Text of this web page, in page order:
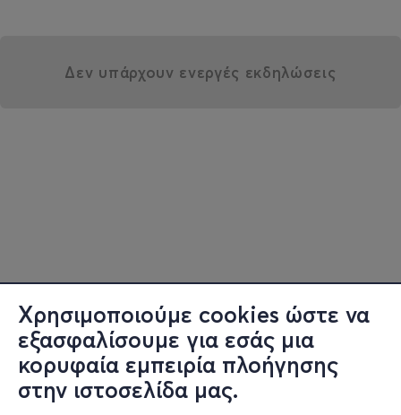
Χρησιμοποιούμε cookies ώστε να
εξασφαλίσουμε για εσάς μια
κορυφαία εμπειρία πλοήγησης
στην ιστοσελίδα μας.
Δεν υπάρχουν ενεργές εκδηλώσεις